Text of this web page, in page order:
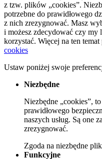
z tzw. plików „cookies”.
potrzebne do prawidłowego
z nich zrezygnować. Masz
i możesz zdecydować czy my
korzystać. Więcej na ten temat
cookies
Ustaw poniżej swoje
Niezbędne
Niezbędne „cookies”,
prawidłowego
naszych usług. Są one
zrezygnować.
Zgoda na niezbędne
Funkcyjne